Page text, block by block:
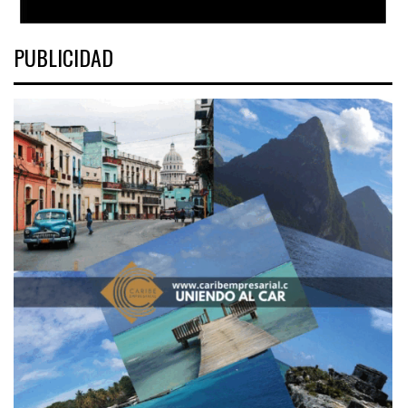
PUBLICIDAD